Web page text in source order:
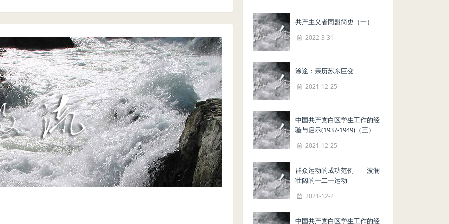
共产主义者同盟简史（一）
2022-3-31
涂途：亲历苏东巨变
2021-12-25
中国共产党白区学生工作的经
验与启示(1937-1949)（三）
2021-12-25
群众运动的成功范例——波澜
壮阔的一二一运动
2021-12-2
中国共产党白区学生工作的经